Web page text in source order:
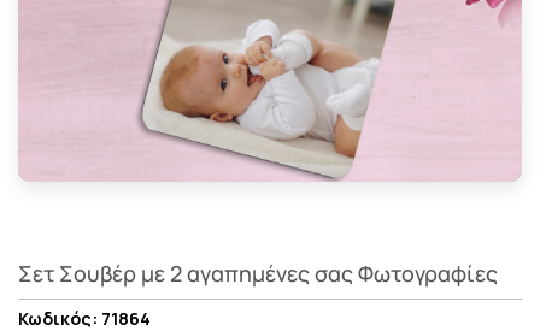
Σετ Σουβέρ με 2 αγαπημένες σας Φωτογραφίες
71864